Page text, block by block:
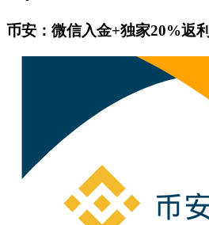
币安：微信入金+独家20%返利